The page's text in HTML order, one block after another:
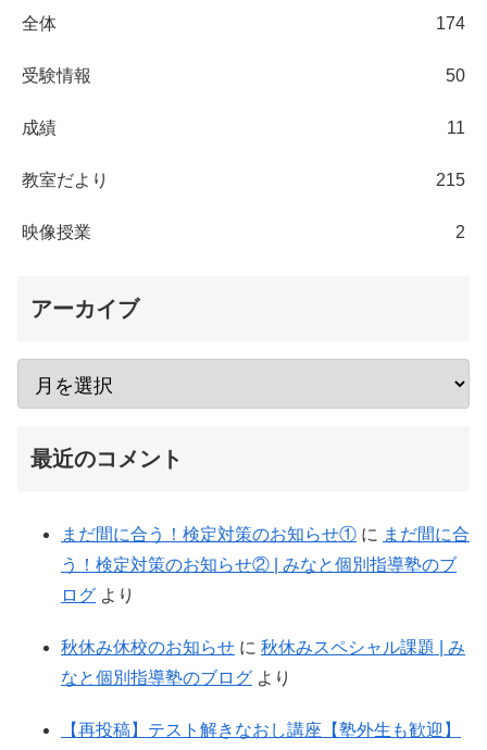
全体 174
受験情報 50
成績 11
教室だより 215
映像授業 2
アーカイブ
最近のコメント
まだ間に合う！検定対策のお知らせ① に まだ間に合
う！検定対策のお知らせ② | みなと個別指導塾のブ
ログ より
秋休み休校のお知らせ に 秋休みスペシャル課題 | み
なと個別指導塾のブログ より
【再投稿】テスト解きなおし講座【塾外生も歓迎】